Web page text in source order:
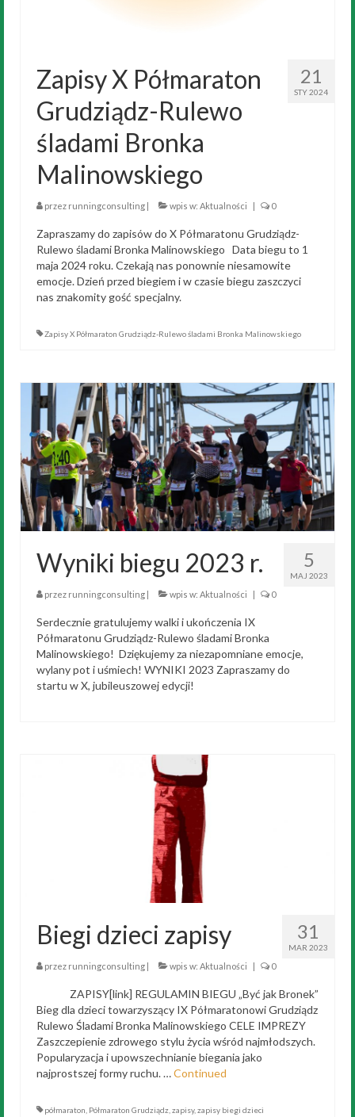
21
STY 2024
Zapisy X Półmaraton
Grudziądz-Rulewo
śladami Bronka
Malinowskiego
przez runningconsulting | wpis w: Aktualności | 0
Zapraszamy do zapisów do X Półmaratonu Grudziądz-
Rulewo śladami Bronka Malinowskiego Data biegu to 1
maja 2024 roku. Czekają nas ponownie niesamowite
emocje. Dzień przed biegiem i w czasie biegu zaszczyci
nas znakomity gość specjalny.
Zapisy X Półmaraton Grudziądz-Rulewo śladami Bronka Malinowskiego
5
MAJ 2023
Wyniki biegu 2023 r.
przez runningconsulting | wpis w: Aktualności | 0
Serdecznie gratulujemy walki i ukończenia IX
Półmaratonu Grudziądz-Rulewo śladami Bronka
Malinowskiego! Dziękujemy za niezapomniane emocje,
wylany pot i uśmiech! WYNIKI 2023 Zapraszamy do
startu w X, jubileuszowej edycji!
31
MAR 2023
Biegi dzieci zapisy
przez runningconsulting wpis w: Aktualności 0
ZAPISY[link] REGULAMIN BIEGU „Być jak Bronek”
Bieg dla dzieci towarzyszący IX Półmaratonowi Grudziądz
Rulewo Śladami Bronka Malinowskiego CELE IMPREZY
Zaszczepienie zdrowego stylu życia wśród najmłodszych.
Popularyzacja i upowszechnianie biegania jako
najprostszej formy ruchu. …Continued
półmaraton Półmaraton Grudziądz zapisy, zapisy biegi dzieci